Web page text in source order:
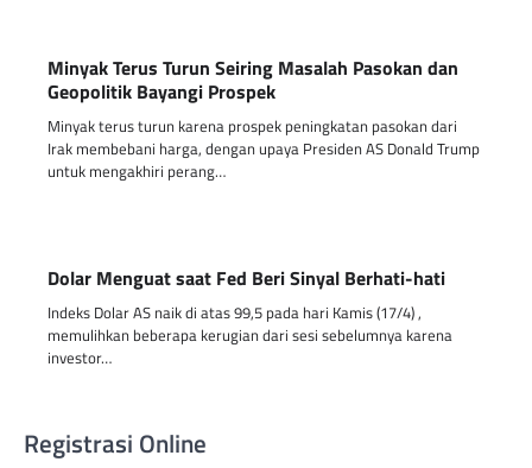
Minyak Terus Turun Seiring Masalah Pasokan dan
Geopolitik Bayangi Prospek
Minyak terus turun karena prospek peningkatan pasokan dari
Irak membebani harga, dengan upaya Presiden AS Donald Trump
untuk mengakhiri perang…
Dolar Menguat saat Fed Beri Sinyal Berhati-hati
Indeks Dolar AS naik di atas 99,5 pada hari Kamis (17/4) ,
memulihkan beberapa kerugian dari sesi sebelumnya karena
investor…
Registrasi Online